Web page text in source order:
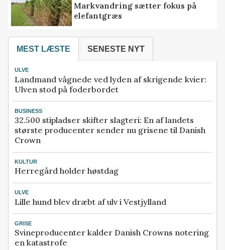
Markvandring sætter fokus på
elefantgræs
MEST LÆSTE SENESTE NYT
ULVE
Landmand vågnede ved lyden af skrigende kvier:
Ulven stod på foderbordet
BUSINESS
32.500 stipladser skifter slagteri: En af landets
største producenter sender nu grisene til Danish
Crown
KULTUR
Herregård holder høstdag
ULVE
Lille hund blev dræbt af ulv i Vestjylland
GRISE
Svineproducenter kalder Danish Crowns notering
en katastrofe